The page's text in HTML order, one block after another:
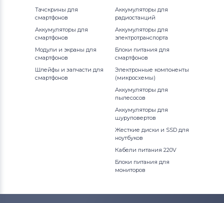
Тачскрины для
смартфонов
Аккумуляторы для
смартфонов
Модули и экраны для
смартфонов
Шлейфы и запчасти для
смартфонов
Аккумуляторы для
радиостанций
Аккумуляторы для
электротранспорта
Блоки питания для
смартфонов
Электронные компоненты
(микросхемы)
Аккумуляторы для
пылесосов
Аккумуляторы для
шуруповертов
Жесткие диски и SSD для
ноутбуков
Кабели питания 220V
Блоки питания для
мониторов